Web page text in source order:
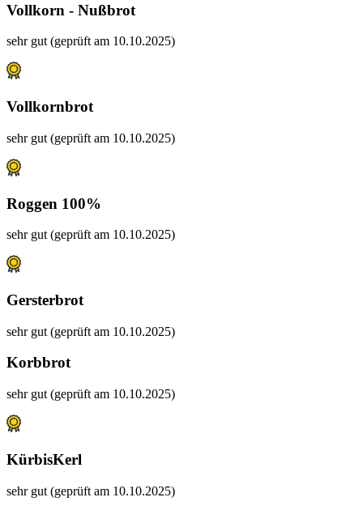
Vollkorn - Nußbrot
sehr gut (geprüft am 10.10.2025)
Vollkornbrot
sehr gut (geprüft am 10.10.2025)
Roggen 100%
sehr gut (geprüft am 10.10.2025)
Gersterbrot
sehr gut (geprüft am 10.10.2025)
Korbbrot
sehr gut (geprüft am 10.10.2025)
KürbisKerl
sehr gut (geprüft am 10.10.2025)